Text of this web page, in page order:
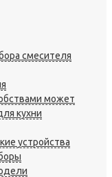
смесителя
может
кухни
устройства